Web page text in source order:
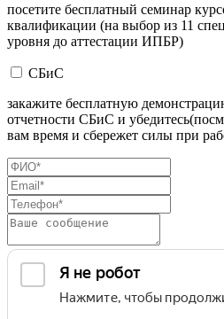
посетите бесплатный семинар
квалификации (на выбор из 11
уровня до аттестации ИПБР)
СБиС
закажите бесплатную
отчетности СБиС и
вам время и сбережет силы при